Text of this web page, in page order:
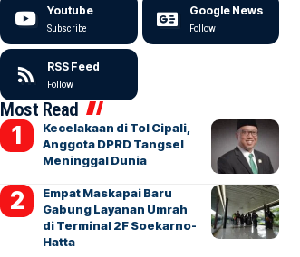
Youtube
Subscribe
Google News
Follow
RSS Feed
Follow
Most Read
Kecelakaan di Tol Cipali,
Anggota DPRD Tangsel
Meninggal Dunia
Empat Maskapai Baru
Gabung Layanan Umrah
di Terminal 2F Soekarno-
Hatta